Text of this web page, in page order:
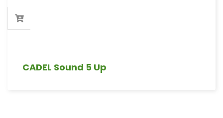
CADEL Sound 5 Up